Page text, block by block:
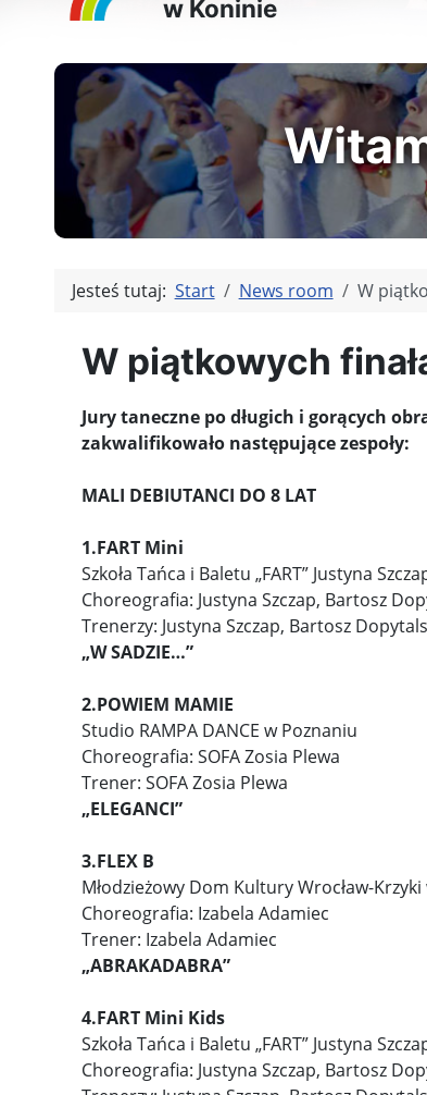
głównej
nawigacyjnego
strony
w Koninie
Jesteś tutaj: Start News room W
W piątkowych
Jury taneczne po długich i gorących
zakwalifikowało następujące zespoły:
MALI DEBIUTANCI DO 8 LAT
1.FART Mini
Szkoła Tańca i Baletu „FART” Justyna
Choreografia: Justyna Szczap, Bartosz
Trenerzy: Justyna Szczap, Bartosz
„W SADZIE…”
2.POWIEM MAMIE
Studio RAMPA DANCE w Poznaniu
Choreografia: SOFA Zosia Plewa
Trener: SOFA Zosia Plewa
„ELEGANCI”
3.FLEX B
Młodzieżowy Dom Kultury Wrocław-Krzyki
Choreografia: Izabela Adamiec
Trener: Izabela Adamiec
„ABRAKADABRA”
4.FART Mini Kids
Szkoła Tańca i Baletu „FART” Justyna
Choreografia: Justyna Szczap, Bartosz